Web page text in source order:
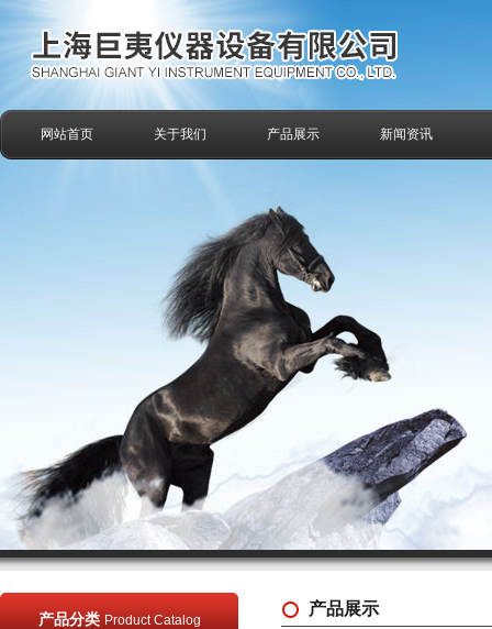
网站首页 关于我们 产品展示 新闻资讯
产品分类 Product Catalog
产品展示